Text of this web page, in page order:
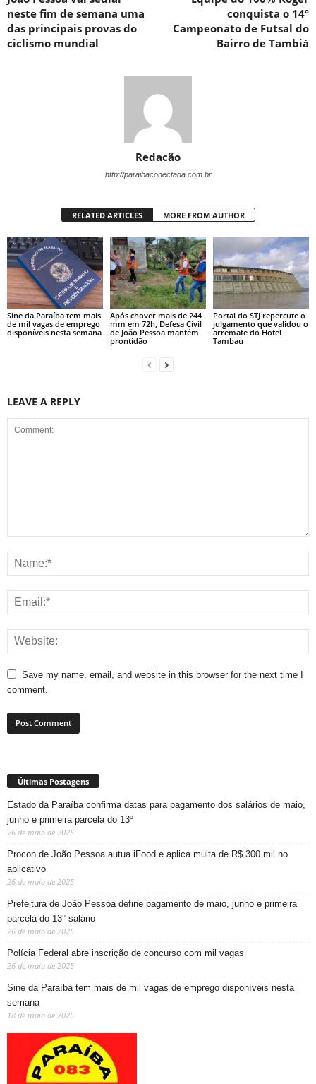
neste fim de semana uma
das principais provas do
ciclismo mundial
conquista o 14º
Campeonato de Futsal do
Bairro de Tambiá
Redacão
http://paraibaconectada.com.br
RELATED ARTICLES MORE FROM AUTHOR
Sine da Paraíba tem mais
de mil vagas de emprego
disponíveis nesta semana
Após chover mais de 244
mm em 72h, Defesa Civil
de João Pessoa mantém
prontidão
Portal do STJ repercute o
julgamento que validou o
arremate do Hotel
Tambaú
LEAVE A REPLY
Save my name, email, and website in this browser for the next time I
comment.
Últimas Postagens
Estado da Paraíba confirma datas para pagamento dos salários de maio,
junho e primeira parcela do 13º
26 de maio de 2025
Procon de João Pessoa autua iFood e aplica multa de R$ 300 mil no
aplicativo
26 de maio de 2025
Prefeitura de João Pessoa define pagamento de maio, junho e primeira
parcela do 13° salário
26 de maio de 2025
Polícia Federal abre inscrição de concurso com mil vagas
26 de maio de 2025
Sine da Paraíba tem mais de mil vagas de emprego disponíveis nesta
semana
18 de maio de 2025